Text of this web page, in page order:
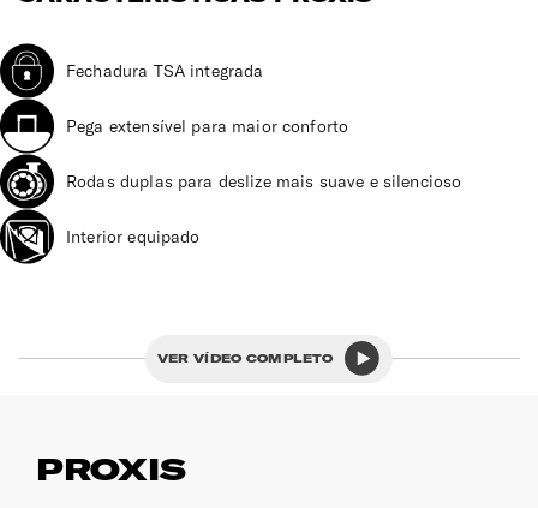
Fechadura TSA integrada
Pega extensível para maior conforto
Rodas duplas para deslize mais suave e silencioso
Interior equipado
VER VÍDEO COMPLETO
PROXIS